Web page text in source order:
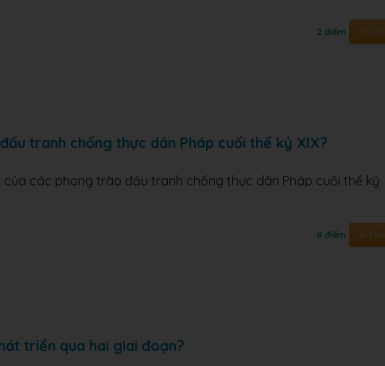
2 điểm Trả lời
tranh chống thực dân Pháp cuối thế kỷ XIX?
các phong trào đấu tranh chống thực dân Pháp cuối thế kỷ
8 điểm Trả lời
triển qua hai giai đoạn?